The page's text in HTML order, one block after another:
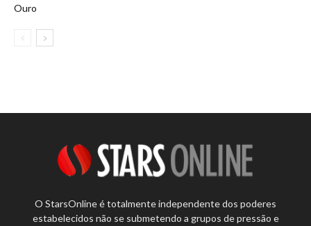
Ouro
O StarsOnline é totalmente independente dos poderes
estabelecidos não se submetendo a grupos de pressão e